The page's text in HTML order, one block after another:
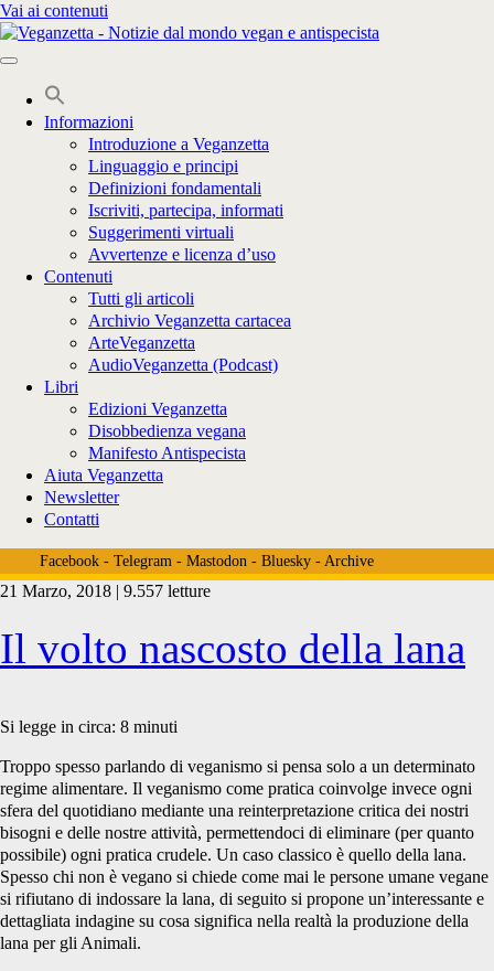
Vai ai contenuti
Informazioni
Introduzione a Veganzetta
Linguaggio e principi
Definizioni fondamentali
Iscriviti, partecipa, informati
Suggerimenti virtuali
Avvertenze e licenza d’uso
Contenuti
Tutti gli articoli
Archivio Veganzetta cartacea
ArteVeganzetta
AudioVeganzetta (Podcast)
Libri
Edizioni Veganzetta
Disobbedienza vegana
Manifesto Antispecista
Aiuta Veganzetta
Newsletter
Contatti
Facebook- Telegram- Mastodon- Bluesky- Archive
Tag:
<span>pecore
da
lana</span>
21 Marzo, 2018 | 9.557 letture
Il volto nascosto della lana
Si legge in circa: 8 minuti
Troppo spesso parlando di veganismo si pensa solo a un determinato
regime alimentare. Il veganismo come pratica coinvolge invece ogni
sfera del quotidiano mediante una reinterpretazione critica dei nostri
bisogni e delle nostre attività, permettendoci di eliminare (per quanto
possibile) ogni pratica crudele. Un caso classico è quello della lana.
Spesso chi non è vegano si chiede come mai le persone umane vegane
si rifiutano di indossare la lana, di seguito si propone un’interessante e
dettagliata indagine su cosa significa nella realtà la produzione della
lana per gli Animali.